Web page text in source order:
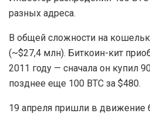
разных адреса.
В общей сложности на
(~$27,4 млн). Биткоин-кит
2011 году — сначала он купил
позднее еще 100 BTC за $480.
19 апреля пришли в движение